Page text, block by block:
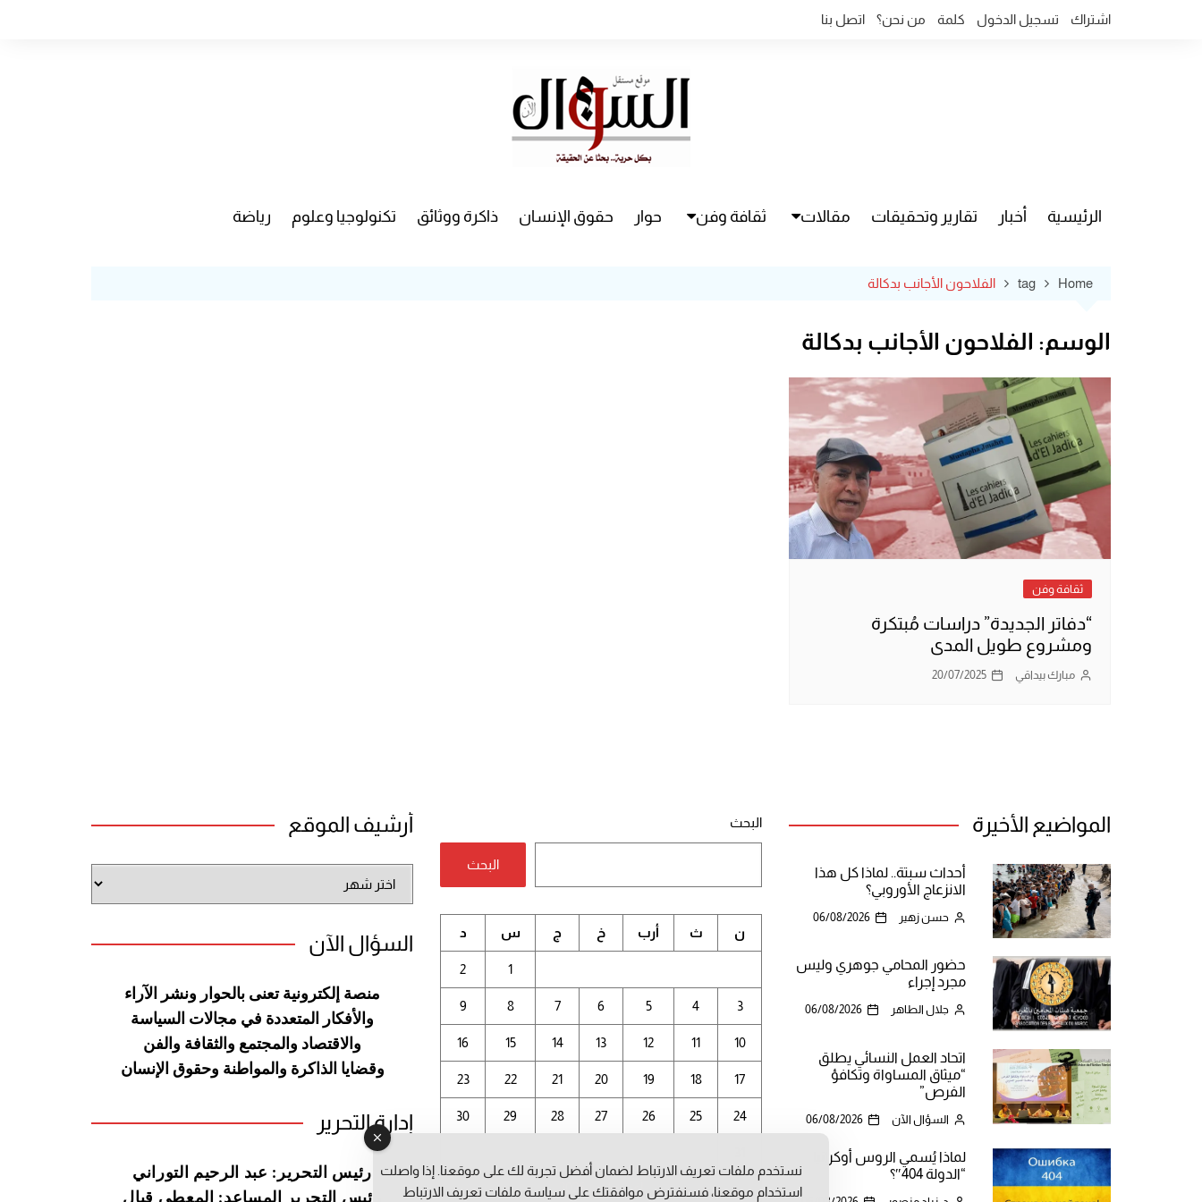
اشتراك تسجيل الدخول كلمة من نحن؟ اتصل بنا
الرئيسية أخبار تقارير وتحقيقات مقالات ثقافة وفن حوار حقوق الإنسان ذاكرة ووثائق تكنولوجيا وعلوم رياضة
Home
tag الفلاحون الأجانب بدكالة
الوسم: الفلاحون الأجانب بدكالة
ثقافة وفن
“دفاتر الجديدة” دراسات مُبتكرة
ومشروع طويل المدى
مبارك بيداقي 20/07/2025
المواضيع الأخيرة
أحداث سبتة.. لماذا كل هذا
الانزعاج الأوروبي؟
حسن زهير 06/08/2026
حضور المحامي جوهري وليس
مجرد إجراء
جلال الطاهر 06/08/2026
اتحاد العمل النسائي يطلق
“ميثاق المساواة وتكافؤ
الفرص”
السؤال الآن 06/08/2026
لماذا يُسمي الروس أوكرانيا
“الدولة 404″؟
البحث
البحث
أغسطس 2026
ن ث أرب خ ج س د
1
2
3
4
5
6
7
8
9
10
11
12
13
14
15
16
17
18
19
20
21
22
23
24
25
26
27
28
29
30
أرشيف الموقع
الموقع
السؤال الآن
منصة إلكترونية تعنى بالحوار ونشر
الآراء
والأفكار المتعددة في مجالات السياسة
والاقتصاد والمجتمع والثقافة والفن
وقضايا الذاكرة والمواطنة وحقوق الإنسان
إدارة التحرير
رئيس التحرير: عبد الرحيم التوراني
رئيس التحرير المساعد: المعطي قبال
نستخدم ملفات تعريف الارتباط لضمان أفضل تجربة لك على موقعنا. إذا واصلت
استخدام موقعنا، فسنفترض موافقتك على سياسة ملفات تعريف الارتباط